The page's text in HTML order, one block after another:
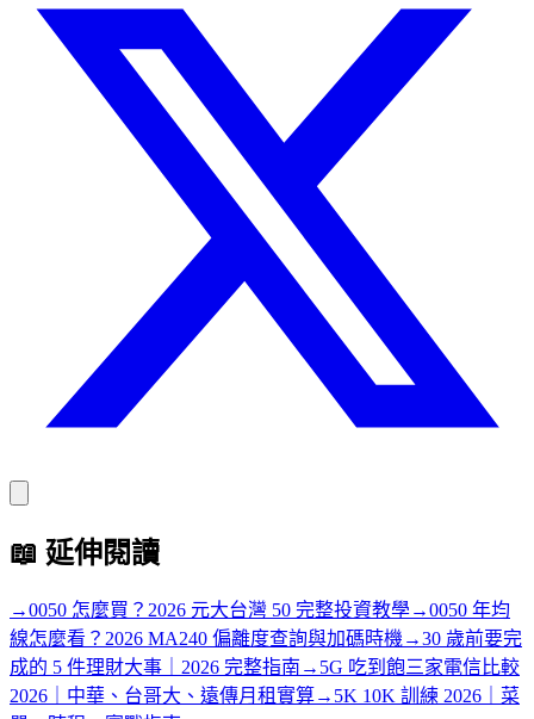
📖 延伸閱讀
→0050 怎麼買？2026 元大台灣 50 完整投資教學→0050 年均
線怎麼看？2026 MA240 偏離度查詢與加碼時機→30 歲前要完
成的 5 件理財大事｜2026 完整指南 → 5G 吃到飽三家電信比較
2026｜中華、台哥大、遠傳月租實算→ 5K 10K 訓練 2026｜菜